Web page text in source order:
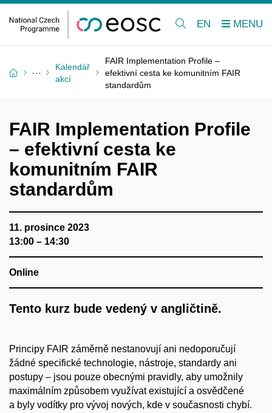
EN
Kalendář
akcí
FAIR Implementation Profile –
efektivní cesta ke komunitním FAIR
standardům
FAIR Implementation Profile
– efektivní cesta ke
komunitním FAIR
standardům
11. prosince 2023
13:00 – 14:30
Online
Tento kurz bude vedený v angličtině.
Principy FAIR záměrně nestanovují ani nedoporučují
žádné specifické technologie, nástroje, standardy ani
postupy – jsou pouze obecnými pravidly, aby umožnily
maximálním způsobem využívat existující a osvědčené
a byly vodítky pro vývoj nových, kde v současnosti chybí.